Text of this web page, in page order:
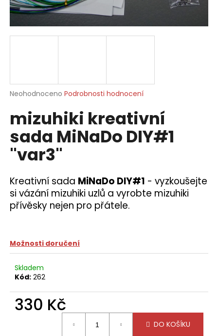
Průměrné
produktu
je
z
5
hvězdiček.
Neohodnoceno Podrobnosti hodnocení
mizuhiki kreativní
sada MiNaDo DIY#1
"var3"
Kreativní sada MiNaDo DIY#1 - vyzkoušejte
si vázání mizuhiki uzlů a vyrobte mizuhiki
přívěsky nejen pro přátele.
Možnosti doručení
Skladem
Kód: 262
330 Kč
DO KOŠÍKU
a
j
í
HLEDAT
D
p
o
r
u
j
e
m
e